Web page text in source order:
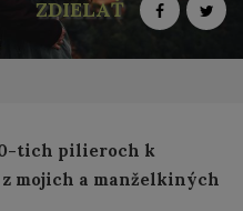
ZDIELAŤ
tich pilieroch k
mojich a manželkiných